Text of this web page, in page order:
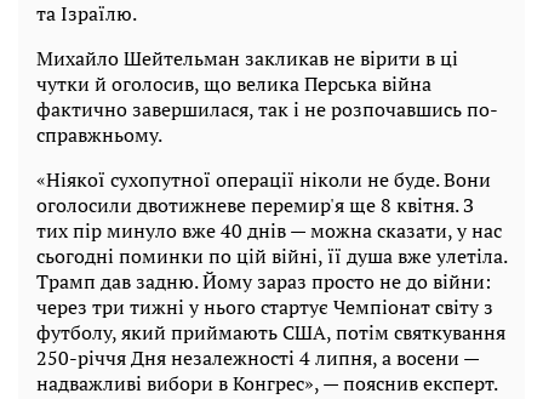
та Ізраїлю.
Михайло Шейтельман закликав не вірити в ці
чутки й оголосив, що велика Перська війна
фактично завершилася, так і не розпочавшись по-
справжньому.
«Ніякої сухопутної операції ніколи не буде. Вони
оголосили двотижневе перемир'я ще 8 квітня. З
тих пір минуло вже 40 днів — можна сказати, у нас
сьогодні поминки по цій війні, її душа вже улетіла.
Трамп дав задню. Йому зараз просто не до війни:
через три тижні у нього стартує Чемпіонат світу з
футболу, який приймають США, потім святкування
250-річчя Дня незалежності 4 липня, а восени —
надважливі вибори в Конгрес», — пояснив експерт.